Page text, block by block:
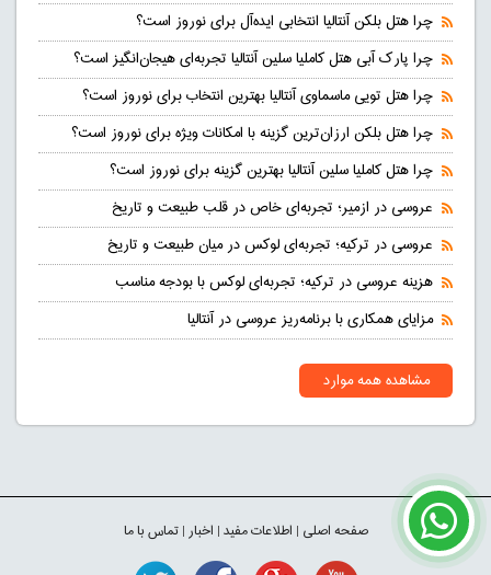
چرا هتل بلکن آنتالیا انتخابی ایده‌آل برای نوروز است؟
چرا پارک آبی هتل کاملیا سلین آنتالیا تجربه‌ای هیجان‌انگیز است؟
چرا هتل تویی ماسماوی آنتالیا بهترین انتخاب برای نوروز است؟
چرا هتل بلکن ارزان‌ترین گزینه با امکانات ویژه برای نوروز است؟
چرا هتل کاملیا سلین آنتالیا بهترین گزینه برای نوروز است؟
عروسی در ازمیر؛ تجربه‌ای خاص در قلب طبیعت و تاریخ
عروسی در ترکیه؛ تجربه‌ای لوکس در میان طبیعت و تاریخ
هزینه عروسی در ترکیه؛ تجربه‌ای لوکس با بودجه مناسب
مزایای همکاری با برنامه‌ریز عروسی در آنتالیا
مشاهده همه موارد
صفحه اصلی | اطلاعات مفید| اخبار|تماس با ما